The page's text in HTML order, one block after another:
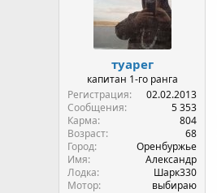
ч
а
л
а
туарег
капитан 1-го ранга
Регистрация
02.02.2013
Сообщения
5 353
Карма
804
Возраст
68
Город
Оренбуржье
Имя
Александр
Лодка
Шарк330
Мотор
выбираю